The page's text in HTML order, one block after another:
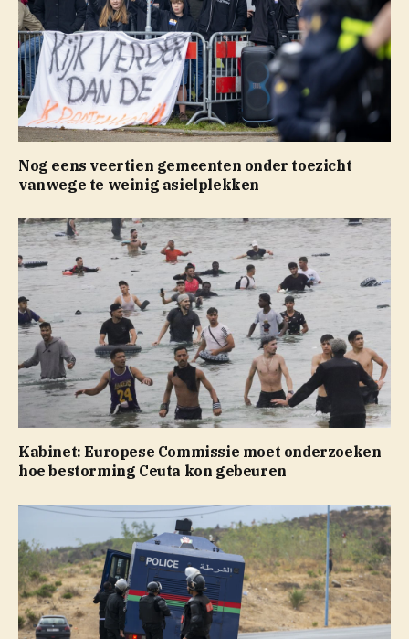
Nog eens veertien gemeenten onder toezicht
vanwege te weinig asielplekken
Kabinet: Europese Commissie moet onderzoeken
hoe bestorming Ceuta kon gebeuren